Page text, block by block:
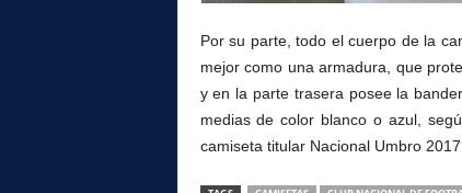
Por su parte, todo el cuerpo de la
mejor como una armadura, que
y en la parte trasera posee la
medias de color blanco o azul,
camiseta titular Nacional Umbro